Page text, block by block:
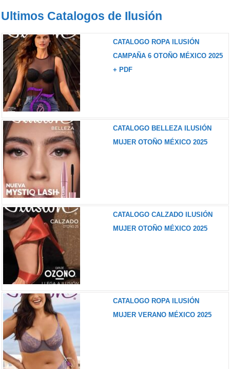
Ultimos Catalogos de Ilusión
CATALOGO ROPA ILUSIÓN
CAMPAÑA 6 OTOÑO MÉXICO 2025
+ PDF
CATALOGO BELLEZA ILUSIÓN
MUJER OTOÑO MÉXICO 2025
CATALOGO CALZADO ILUSIÓN
MUJER OTOÑO MÉXICO 2025
CATALOGO ROPA ILUSIÓN
MUJER VERANO MÉXICO 2025